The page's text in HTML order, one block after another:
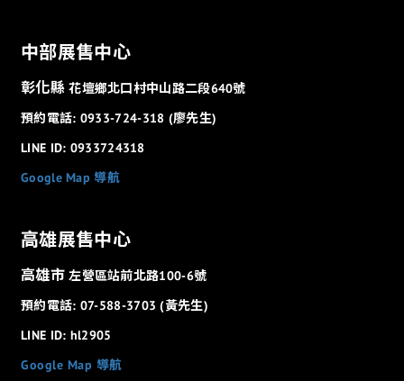
中部展售中心
彰化縣花壇鄉北口村中山路二段640號
預約電話: 0933-724-318 (廖先生)
LINE ID: 0933724318
Google Map 導航
高雄展售中心
高雄市左營區站前北路100-6號
預約電話: 07-588-3703 (黃先生)
LINE ID: hl2905
Google Map 導航